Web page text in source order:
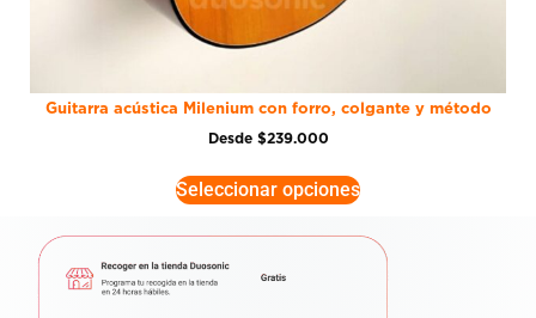
Guitarra acústica Milenium con forro, colgante y método
Desde $239.000
Seleccionar opciones